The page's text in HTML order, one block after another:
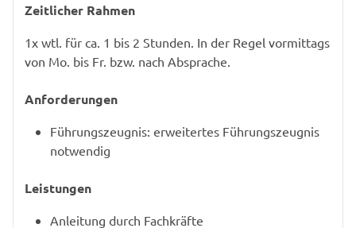
Zeitlicher Rahmen
1x wtl. für ca. 1 bis 2 Stunden. In der Regel vormittags
von Mo. bis Fr. bzw. nach Absprache.
Anforderungen
Führungszeugnis: erweitertes Führungszeugnis
notwendig
Leistungen
Anleitung durch Fachkräfte